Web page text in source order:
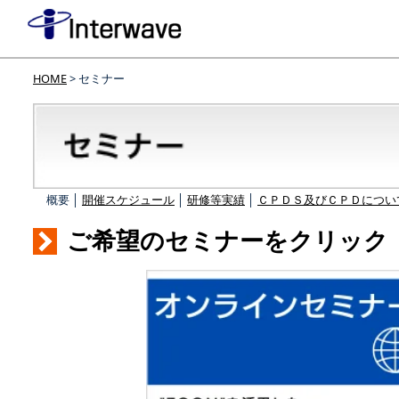
HOME> セミナー
概要 │ 開催スケジュール 研修等実績 ＣＰＤＳ及びＣＰＤにつ
ご希望のセミナーをクリック